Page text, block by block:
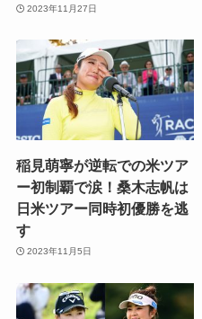
2023年11月27日
稲見萌寧が逆転での米ツア
ー初制覇で涙！桑木志帆は
日米ツアー同時初優勝を逃
す
2023年11月5日